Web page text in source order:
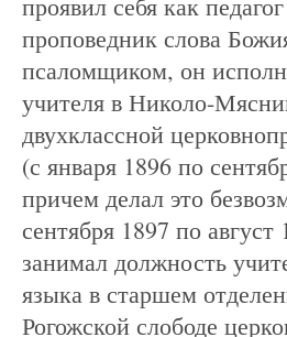
проповедник слова
псаломщиком, он
учителя в Николо-
двухклассной
(с января 1896 по
причем делал это
сентября 1897 по август
занимал должность
языка в старшем
Рогожской слободе